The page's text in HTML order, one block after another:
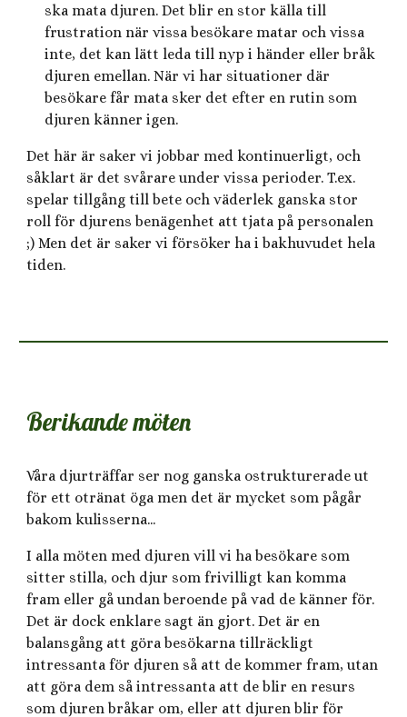
ska mata djuren. Det blir en stor källa till
frustration när vissa besökare matar och vissa
inte, det kan lätt leda till nyp i händer eller bråk
djuren emellan. När vi har situationer där
besökare får mata sker det efter en rutin som
djuren känner igen.
Det här är saker vi jobbar med kontinuerligt, och
såklart är det svårare under vissa perioder. T.ex.
spelar tillgång till bete och väderlek ganska stor
roll för djurens benägenhet att tjata på personalen
;) Men det är saker vi försöker ha i bakhuvudet hela
tiden.
Berikande möten
Våra djurträffar ser nog ganska ostrukturerade ut
för ett otränat öga men det är mycket som pågår
bakom kulisserna...
I alla möten med djuren vill vi ha besökare som
sitter stilla, och djur som frivilligt kan komma
fram eller gå undan beroende på vad de känner för.
Det är dock enklare sagt än gjort. Det är en
balansgång att göra besökarna tillräckligt
intressanta för djuren så att de kommer fram, utan
att göra dem så intressanta att de blir en resurs
som djuren bråkar om, eller att djuren blir för